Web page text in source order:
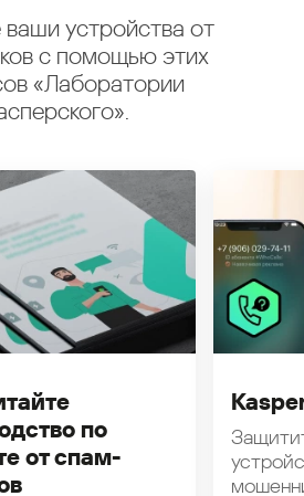
устройства от
с помощью этих
«Лаборатории
по
от спам-